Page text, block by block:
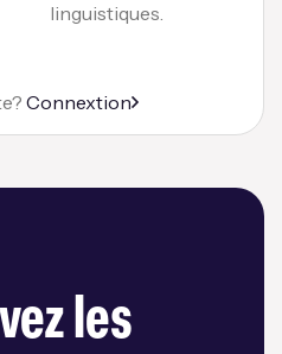
linguistiques.
Connextion
les